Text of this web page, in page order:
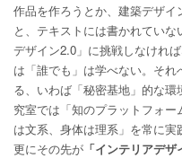
作品を作ろうとか、建築デザ
と、テキストには書かれてい
デザイン2.0 」に挑戦しなけれ
は「誰でも」は学べない。そ
る、いわば「秘密基地」的な
究室では「知のプラットフォ
は文系、身体は理系」を常に実
更にその先が 「インテリアデザ